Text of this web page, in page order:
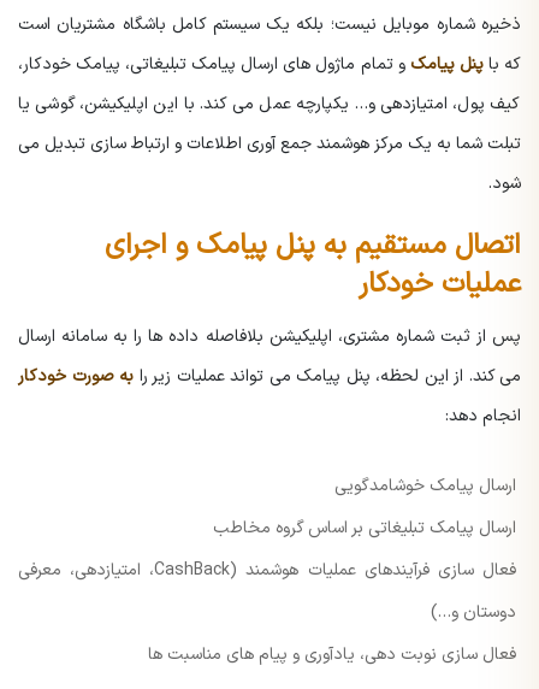
ذخیره شماره موبایل نیست؛ بلکه یک سیستم کامل باشگاه مشتریان است
که باپنل پیامک و تمام ماژول های ارسال پیامک تبلیغاتی، پیامک خودکار،
کیف پول، امتیازدهی و… یکپارچه عمل می کند. با این اپلیکیشن، گوشی یا
تبلت شما به یک مرکز هوشمند جمع آوری اطلاعات و ارتباط سازی تبدیل می
شود.
اتصال مستقیم به پنل پیامک و اجرای
عملیات خودکار
پس از ثبت شماره مشتری، اپلیکیشن بلافاصله داده ها را به سامانه ارسال
می کند. از این لحظه، پنل پیامک می تواند عملیات زیر را به صورت خودکار
انجام دهد:
ارسال پیامک خوشامدگویی
ارسال پیامک تبلیغاتی بر اساس گروه مخاطب
فعال سازی فرآیندهای عملیات هوشمند (CashBack، امتیازدهی، معرفی
دوستان و…)
فعال سازی نوبت دهی، یادآوری و پیام های مناسبت ها